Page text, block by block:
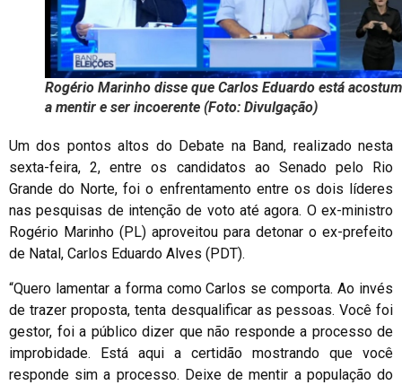
Rogério Marinho disse que Carlos Eduardo está
a mentir e ser incoerente (Foto: Divulgação)
Um dos pontos altos do Debate na Band, realizado nesta
sexta-feira, 2, entre os candidatos ao Senado pelo Rio
Grande do Norte, foi o enfrentamento entre os dois líderes
nas pesquisas de intenção de voto até agora. O ex-ministro
Rogério Marinho (PL) aproveitou para detonar o ex-prefeito
de Natal, Carlos Eduardo Alves (PDT).
“Quero lamentar a forma como Carlos se comporta. Ao invés
de trazer proposta, tenta desqualificar as pessoas. Você foi
gestor, foi a público dizer que não responde a processo de
improbidade. Está aqui a certidão mostrando que você
responde sim a processo. Deixe de mentir a população do